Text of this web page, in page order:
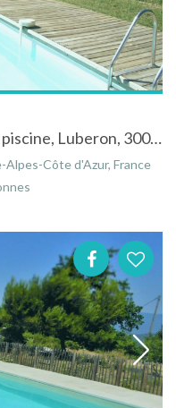
Maison au milieu des bois avec piscine, Luberon, 3000 M2 de Jardin, 10' d 'Apt
Alpes-Côte d'Azur, France